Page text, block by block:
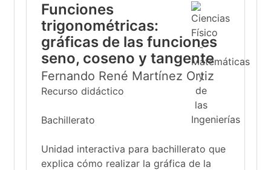
Funciones
trigonométricas:
gráficas de las funciones
seno, coseno y tangente
Fernando René Martínez Ortiz
Recurso didáctico
Bachillerato
Unidad interactiva para bachillerato que
explica cómo realizar la gráfica de la